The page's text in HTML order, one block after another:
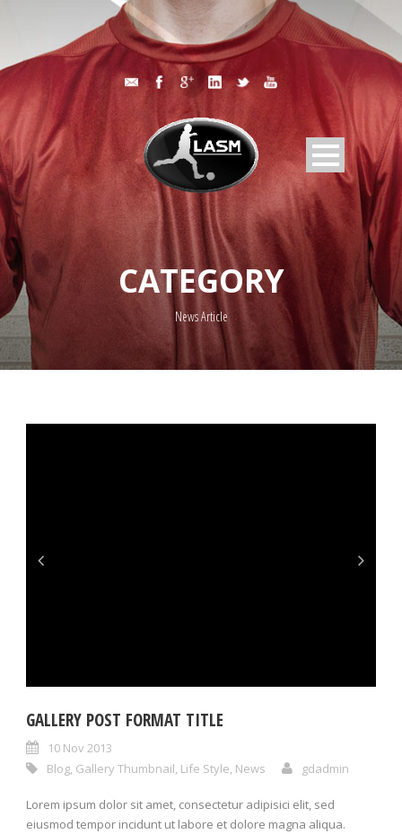
CATEGORY
News Article
GALLERY POST FORMAT TITLE
10 Nov 2013
Blog, Gallery Thumbnail, Life Style, News gdadmin
Lorem ipsum dolor sit amet, consectetur adipisici elit, sed
eiusmod tempor incidunt ut labore et dolore magna aliqua.